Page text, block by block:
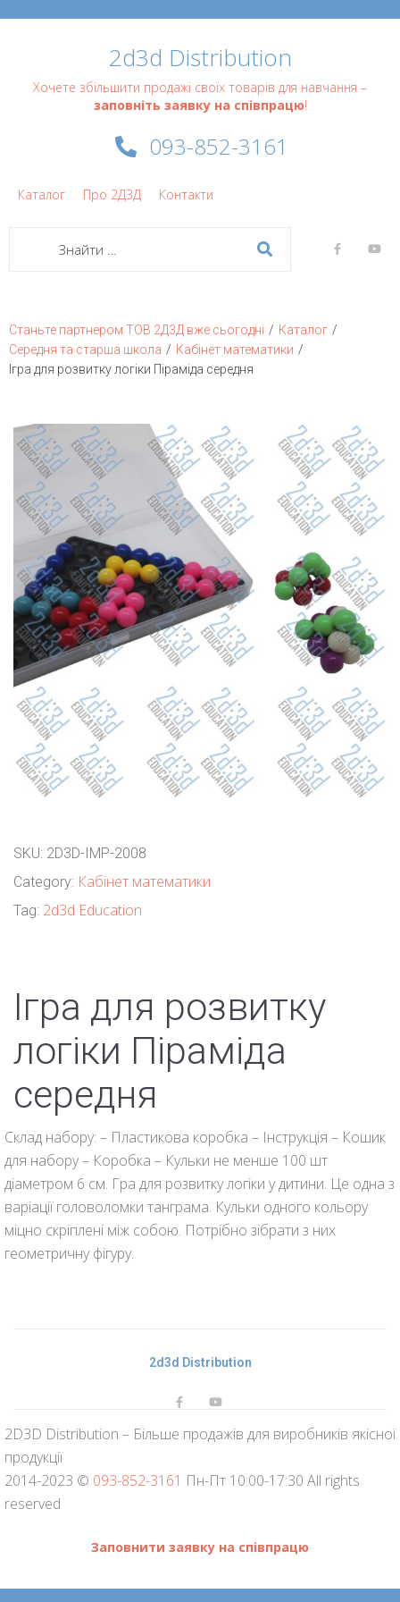
2d3d Distribution
Хочете збільшити продажі своїх товарів для навчання –
заповніть заявку на співпрацю!
093-852-3161
Каталог Про 2Д3Д Контакти
Станьте партнером ТОВ 2Д3Д вже сьогодні / Каталог /
Середня та старша школа / Кабінет математики /
Ігра для розвитку логіки Піраміда середня
SKU: 2D3D-IMP-2008
Category: Кабінет математики
Tag: 2d3d Education
Ігра для розвитку
логіки Піраміда
середня
Склад набору: – Пластикова коробка – Інструкція – Кошик
для набору – Коробка – Кульки не менше 100 шт
діаметром 6 см. Гра для розвитку логіки у дитини. Це одна з
варіації головоломки танграма. Кульки одного кольору
міцно скріплені між собою. Потрібно зібрати з них
геометричну фігуру.
2d3d Distribution
2D3D Distribution – Більше продажів для виробників якісної
продукції
2014-2023 © 093-852-3161 Пн-Пт 10:00-17:30 All rights
reserved
Заповнити заявку на співпрацю